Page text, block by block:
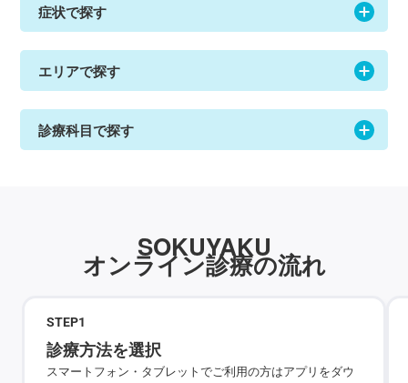
症状で探す
エリアで探す
診療科目で探す
SOKUYAKU
オンライン診療の流れ
STEP1
診療方法を選択
スマートフォン・タブレットでご利用の方はアプリをダウ